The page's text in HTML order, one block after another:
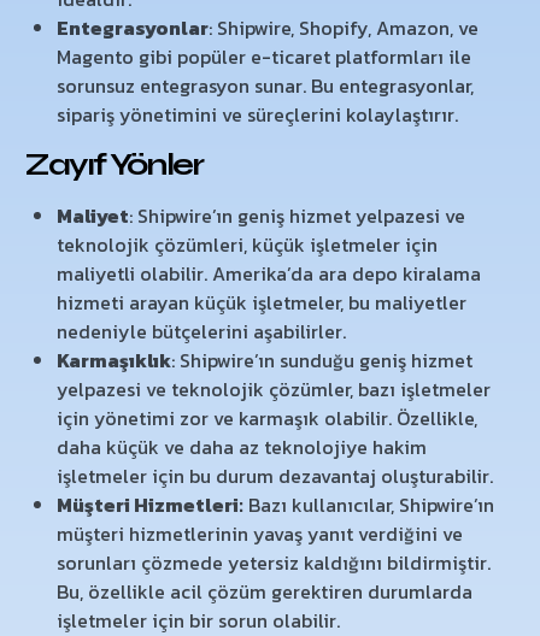
Entegrasyonlar: Shipwire, Shopify, Amazon, ve
Magento gibi popüler e-ticaret platformları ile
sorunsuz entegrasyon sunar. Bu entegrasyonlar,
sipariş yönetimini ve süreçlerini kolaylaştırır.
Zayıf Yönler
Maliyet: Shipwire’ın geniş hizmet yelpazesi ve
teknolojik çözümleri, küçük işletmeler için
maliyetli olabilir. Amerika’da ara depo kiralama
hizmeti arayan küçük işletmeler, bu maliyetler
nedeniyle bütçelerini aşabilirler.
Karmaşıklık: Shipwire’ın sunduğu geniş hizmet
yelpazesi ve teknolojik çözümler, bazı işletmeler
için yönetimi zor ve karmaşık olabilir. Özellikle,
daha küçük ve daha az teknolojiye hakim
işletmeler için bu durum dezavantaj oluşturabilir.
Müşteri Hizmetleri: Bazı kullanıcılar, Shipwire’ın
müşteri hizmetlerinin yavaş yanıt verdiğini ve
sorunları çözmede yetersiz kaldığını bildirmiştir.
Bu, özellikle acil çözüm gerektiren durumlarda
işletmeler için bir sorun olabilir.